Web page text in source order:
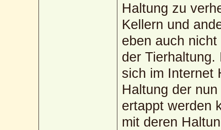
Haltung zu
Kellern und
eben auch
der
sich im Internet
Haltung der
ertappt werden
mit deren